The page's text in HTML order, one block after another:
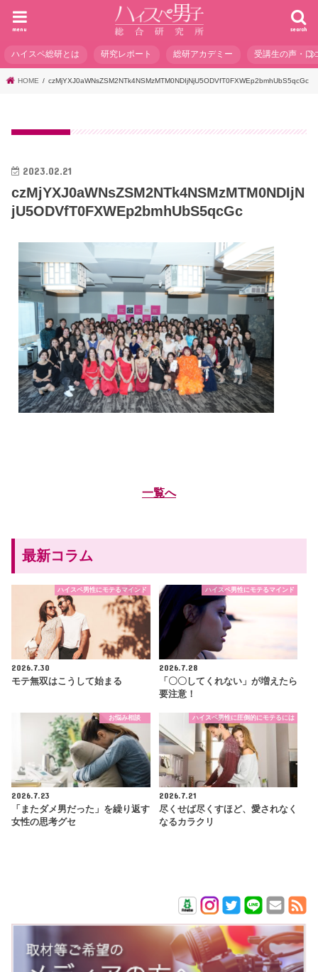
search
menu
ハイスペ総研とは 研究レポート 総研アカデミー 受講生の声・口
HOME czMjYXJ0aWNsZSM2NTk4NSMzMTM0NDIjNjU5ODVfT0FXWEp2bmhUbS5qcGc
2023.02.21
czMjYXJ0aWNsZSM2NTk4NSMzMTM0NDIjN
jU5ODVfT0FXWEp2bmhUbS5qcGc
一覧へ
最新コラム
ハイスペ男性にモテるマインド
2026.7.30
モテ無双はこうして始まる
ハイスペ男性にモテるマインド
2026.7.28
「〇〇してくれない」が増えたら
要注意！
お悩み相談
2026.7.23
「またダメ男だった」を繰り返す
女性の思考グセ
ハイスペ男性に圧倒的にモテるには
2026.7.21
尽くせば尽くすほど、愛されなく
なるカラクリ